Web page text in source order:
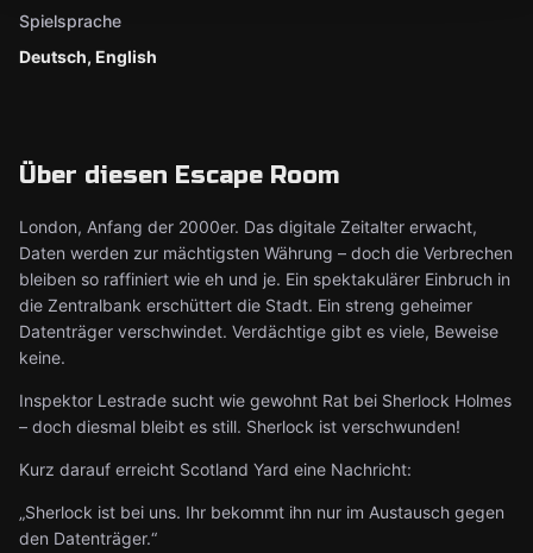
Deutsch, English
Spielsprache
Über diesen Escape Room
London, Anfang der 2000er. Das digitale Zeitalter erwacht,
Daten werden zur mächtigsten Währung – doch die Verbrechen
bleiben so raffiniert wie eh und je. Ein spektakulärer Einbruch in
die Zentralbank erschüttert die Stadt. Ein streng geheimer
Datenträger verschwindet. Verdächtige gibt es viele, Beweise
keine.
Inspektor Lestrade sucht wie gewohnt Rat bei Sherlock Holmes
– doch diesmal bleibt es still. Sherlock ist verschwunden!
Kurz darauf erreicht Scotland Yard eine Nachricht:
„Sherlock ist bei uns. Ihr bekommt ihn nur im Austausch gegen
den Datenträger.“